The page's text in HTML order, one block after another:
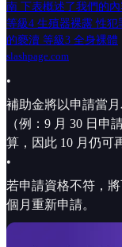
南 下表概述了我們的
等級4 生殖器裸露 性
的褻瀆 等級3 全身裸體
slashpage.com
•
補助金將以申請當
（例：9 月 30 日
算，因此 10 月仍可
•
若申請資格不符，
個月重新申請。